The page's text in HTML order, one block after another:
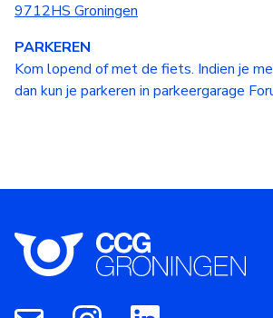
9712HS Groningen
PARKEREN
Kom lopend of met de fiets. Indien je
dan kun je parkeren in parkeergarage